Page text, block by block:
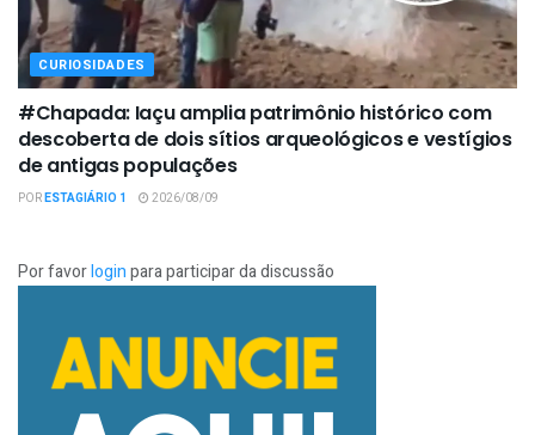
CURIOSIDADES
#Chapada: Iaçu amplia patrimônio histórico com
descoberta de dois sítios arqueológicos e vestígios
de antigas populações
PORESTAGIÁRIO 1 2026/08/09
Por favorloginpara participar da discussão